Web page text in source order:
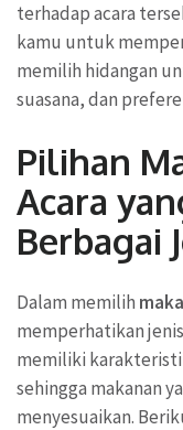
terhadap acara
kamu untuk
memilih hidangan
suasana, dan
Pilihan
Acara
Berbagai
Dalam memilih
memperhatikan
memiliki
sehingga makanan
menyesuaikan.